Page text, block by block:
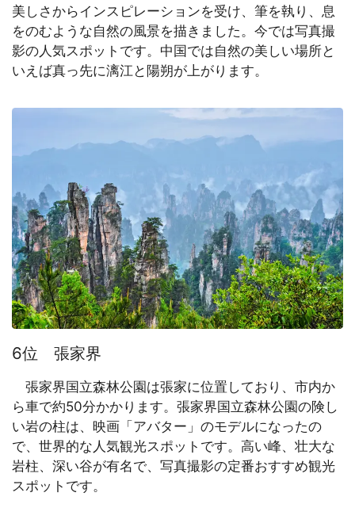
美しさからインスピレーションを受け、筆を執り、息
をのむような自然の風景を描きました。今では写真撮
影の人気スポットです。中国では自然の美しい場所と
いえば真っ先に漓江と陽朔が上がります。
6位 張家界
張家界国立森林公園は張家に位置しており、市内か
ら車で約50分かかります。張家界国立森林公園の険し
い岩の柱は、映画「アバター」のモデルになったの
で、世界的な人気観光スポットです。高い峰、壮大な
岩柱、深い谷が有名で、写真撮影の定番おすすめ観光
スポットです。